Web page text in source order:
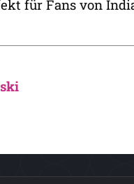
für Fans von